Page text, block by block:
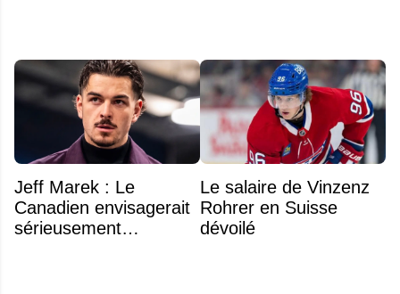
Jeff Marek : Le
Canadien envisagerait
sérieusement
Le salaire de Vinzenz
Rohrer en Suisse
dévoilé